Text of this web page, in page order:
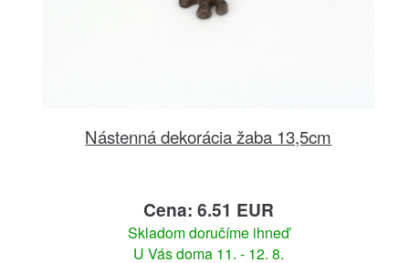
Nástenná dekorácia žaba 13,5cm
Cena: 6.51 EUR
Skladom doručíme ihneď
U Vás doma 11. - 12. 8.